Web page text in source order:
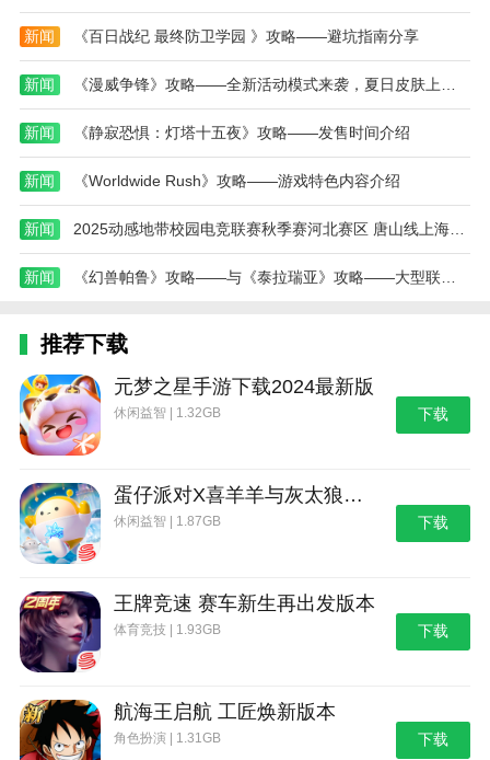
本站为您提供吐丝蜘蛛猎手的 手机游戏 ，欢迎大
家记住本站网址，本站是您下载安卓手游app最好的网
站！
新闻 《百日战纪 最终防卫学园 》攻略——避坑指南分享
新闻
新闻 《静寂恐惧：灯塔十五夜》攻略——发售时间介绍
新闻 《Worldwide Rush》攻略——游戏特色内容介绍
新闻 2025动感地带校园电竞联赛秋季赛河北赛区 唐山线上海选赛11月2日热血启幕！
新闻
推荐下载
元梦之星手游下载2024最新版
休闲益智 | 1.32GB 下载
蛋仔派对X喜羊羊与灰太狼联动第二弹版本
休闲益智 | 1.87GB 下载
王牌竞速 赛车新生再出发版本
体育竞技 | 1.93GB 下载
航海王启航 工匠焕新版本
角色扮演 | 1.31GB 下载